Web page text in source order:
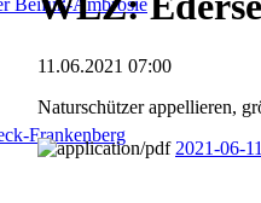
Beifuß-Ambrosie
Frankenberg
11.06.2021 07:00
Naturschützer appellieren,
2021-06-